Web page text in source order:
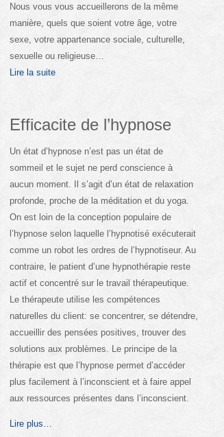
Nous vous vous accueillerons de la même
manière, quels que soient votre âge, votre
sexe, votre appartenance sociale, culturelle,
sexuelle ou religieuse…
Lire la suite
Efficacite de l’hypnose
Un état d’hypnose n’est pas un état de
sommeil et le sujet ne perd conscience à
aucun moment. Il s’agit d’un état de relaxation
profonde, proche de la méditation et du yoga.
On est loin de la conception populaire de
l’hypnose selon laquelle l’hypnotisé exécuterait
comme un robot les ordres de l’hypnotiseur. Au
contraire, le patient d’une hypnothérapie reste
actif et concentré sur le travail thérapeutique.
Le thérapeute utilise les compétences
naturelles du client: se concentrer, se détendre,
accueillir des pensées positives, trouver des
solutions aux problèmes. Le principe de la
thérapie est que l’hypnose permet d’accéder
plus facilement à l’inconscient et à faire appel
aux ressources présentes dans l’inconscient.
Lire plus…